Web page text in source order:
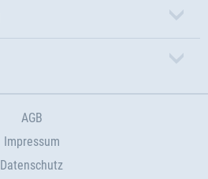
AGB
Impressum
Datenschutz